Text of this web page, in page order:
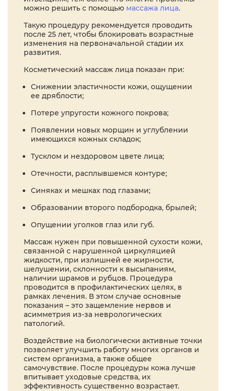
можно решить с помощью массажа лица.
Такую процедуру рекомендуется проводить
после 25 лет, чтобы блокировать возрастные
изменения на первоначальной стадии их
развития.
Косметический массаж лица показан при:
Снижении эластичности кожи, ощущении
ее дряблости;
Потере упругости кожного покрова;
Появлении новых морщин и углублении
имеющихся кожных складок;
Тусклом и нездоровом цвете лица;
Отечности, расплывшемся контуре;
Синяках и мешках под глазами;
Образовании второго подбородка, брылей;
Опущении уголков глаз или губ.
Массаж нужен при повышенной сухости кожи,
связанной с нарушенной циркуляцией
жидкости, при излишней ее жирности,
шелушении, склонности к высыпаниям,
наличии шрамов и рубцов. Процедура
проводится в профилактических целях, в
рамках лечения. В этом случае основные
показания – это защемление нервов и
асимметрия из-за неврологических
патологий.
Воздействие на биологически активные точки
позволяет улучшить работу многих органов и
систем организма, а также общее
самочувствие. После процедуры кожа лучше
впитывает уходовые средства, их
эффективность существенно возрастает.